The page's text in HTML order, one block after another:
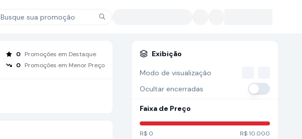
Busque sua promoção
0 Promoções em Destaque
0 Promoções em Menor Preço
Exibição
Modo de visualização
Ocultar encerradas
Faixa de Preço
R$ 0 R$10.000